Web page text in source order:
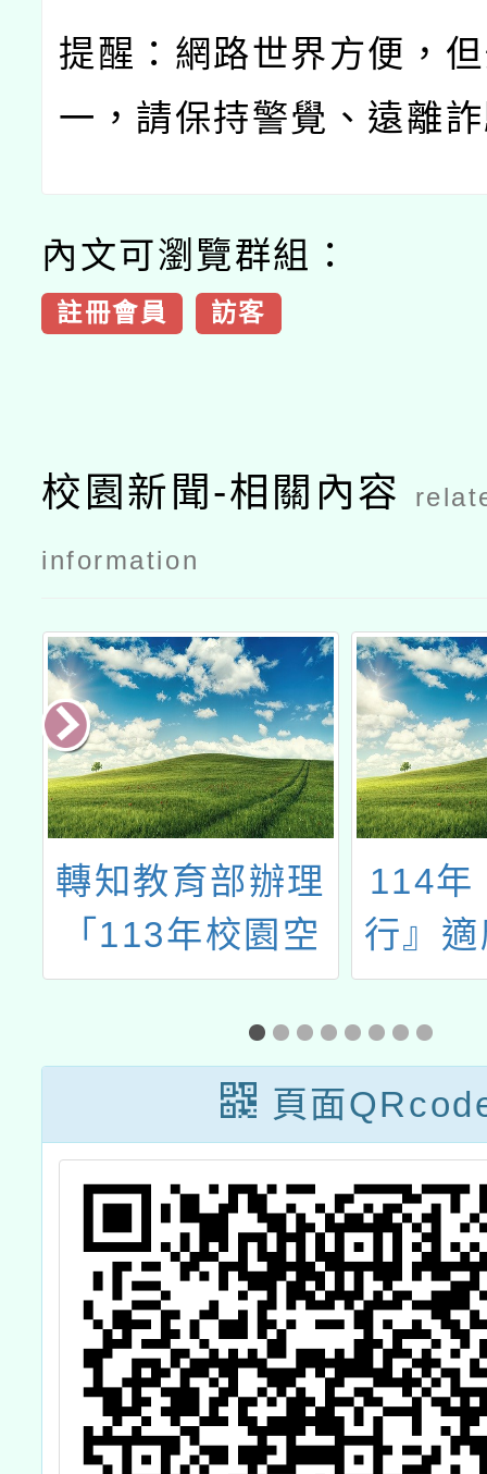
提醒：網路世界方便，
一，請保持警覺、遠離
內文可瀏覽群組：
註冊會員 訪客
校園新聞-相關內容
information
轉知教育部辦理
「113年校園空
氣品質管理宣導
說明會」
114年
行』
影音
頁面